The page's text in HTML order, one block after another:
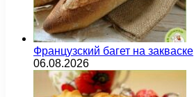
Французский багет на закваске
06.08.2026